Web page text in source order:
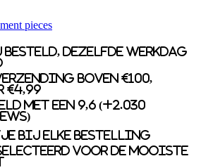
pieces
besteld, dezelfde werkdag
boven €100,
€4,99
met een 9,6 (+2.030
bij elke bestelling
voor de mooiste